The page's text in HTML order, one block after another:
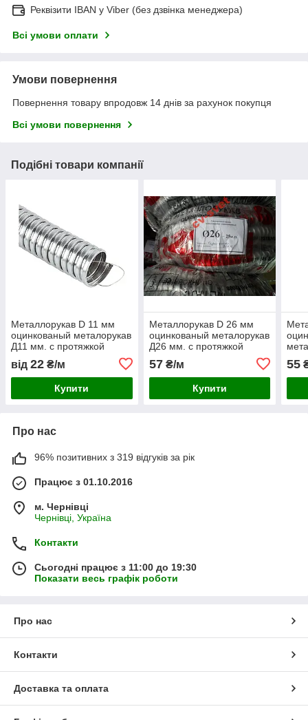
Реквізити IBAN у Viber (без дзвінка менеджера)
Всі умови оплати
Умови повернення
Повернення товару впродовж 14 днів за рахунок покупця
Всі умови повернення
Подібні товари компанії
Металлорукав D 11 мм
оцинкованый металорукав
Д11 мм. с протяжкой
від 22 ₴/м
Купити
Металлорукав D 26 мм
оцинкованый металорукав
Д26 мм. с протяжкой
57₴/м
Купити
55
Про нас
96% позитивних з 319 відгуків за рік
Працює з 01.10.2016
м. Чернівці
Чернівці, Україна
Контакти
Сьогодні працює з 11:00 до 19:30
Показати весь графік роботи
Про нас
Контакти
Доставка та оплата